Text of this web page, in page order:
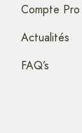
Compte Pro
Actualités
FAQ’s